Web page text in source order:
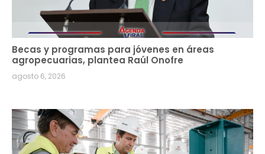
Becas y programas para jóvenes en áreas
agropecuarias, plantea Raúl Onofre
agosto 6, 2026